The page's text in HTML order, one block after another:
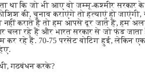
था कि जो भी आए वो जम्मू-कश्मीर सरकार
की, चुनाव कराएंगे तो हत्याएं हो
कराते हैं तो हम आपसे दूर जाते हैं, हम
चला रहे हैं और भारत सरकार से जो फंड
रहे हैं. 70-75 परसेंट वोटिंग हुई, लेकिन
गठबंधन करके?